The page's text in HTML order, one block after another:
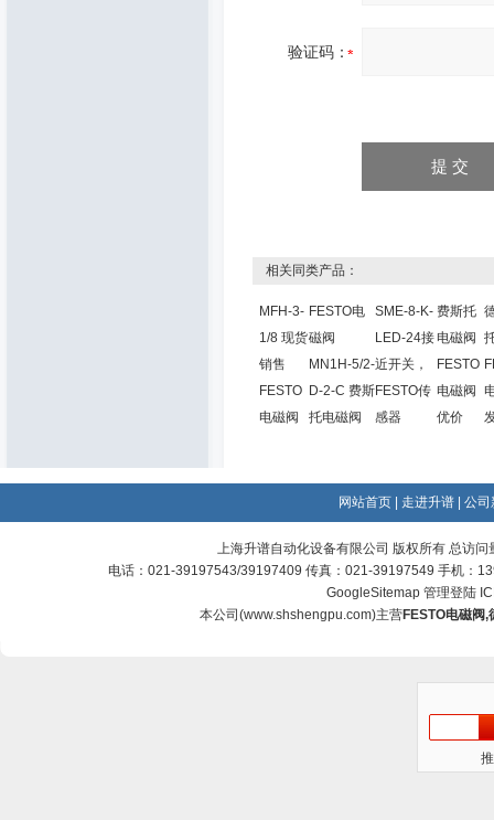
验证码：
相关同类产品：
MFH-3-
1/8 现货
销售
FESTO
电磁阀
FESTO电
磁阀
MN1H-5/2-
D-2-C 费斯
托电磁阀
SME-8-K-
LED-24接
近开关，
FESTO传
感器
费斯托
电磁阀
FESTO
电磁阀
优价
网站首页 走进升谱 公司
上海升谱自动化设备有限公司 版权所有 总访问
电话：021-39197543/39197409 传真：021-39197549 手机：
GoogleSitemap 管理登陆
本公司(www.shshengpu.com)主营FESTO电磁阀,